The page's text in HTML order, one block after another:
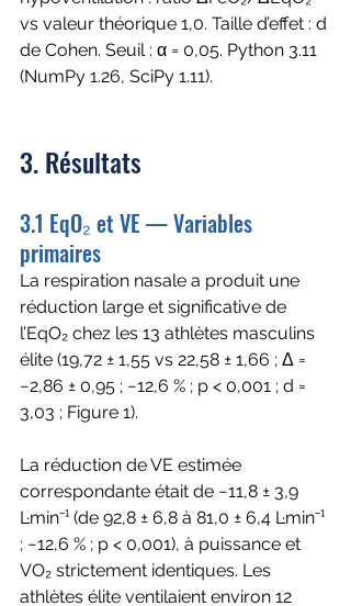
vs valeur théorique 1,0. Taille d’effet : d
de Cohen. Seuil : α = 0,05. Python 3.11
(NumPy 1.26, SciPy 1.11).
3. Résultats
3.1 EqO₂ et VE — Variables
primaires
La respiration nasale a produit une
réduction large et significative de
l’EqO₂ chez les 13 athlètes masculins
élite (19,72 ± 1,55 vs 22,58 ± 1,66 ; Δ =
−2,86 ± 0,95 ; −12,6 % ; p < 0,001 ; d =
3,03 ; Figure 1).
La réduction de VE estimée
correspondante était de −11,8 ± 3,9
L·min⁻¹ (de 92,8 ± 6,8 à 81,0 ± 6,4 L·min⁻¹
; −12,6 % ; p < 0,001), à puissance et
VO₂ strictement identiques. Les
athlètes élite ventilaient environ 12